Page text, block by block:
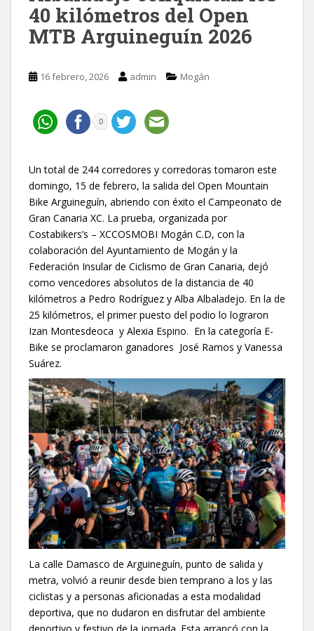
40 kilómetros del Open
MTB Arguineguín 2026
16 febrero, 2026 admin Mogán
0
Un total de 244 corredores y corredoras tomaron este
domingo, 15 de febrero, la salida del Open Mountain
Bike Arguineguín, abriendo con éxito el Campeonato de
Gran Canaria XC. La prueba, organizada por
Costabikers’s – XCCOSMOBI Mogán C.D, con la
colaboración del Ayuntamiento de Mogán y la
Federación Insular de Ciclismo de Gran Canaria, dejó
como vencedores absolutos de la distancia de 40
kilómetros a Pedro Rodríguez y Alba Albaladejo. En la de
25 kilómetros, el primer puesto del podio lo lograron
Izan Montesdeoca y Alexia Espino. En la categoría E-
Bike se proclamaron ganadores José Ramos y Vanessa
Suárez.
La calle Damasco de Arguineguín, punto de salida y
metra, volvió a reunir desde bien temprano a los y las
ciclistas y a personas aficionadas a esta modalidad
deportiva, que no dudaron en disfrutar del ambiente